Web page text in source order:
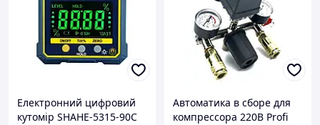
Електронний цифровий
кутомір SHAHE-5315-90C
Автоматика в сборе для
компрессора 220В Profi